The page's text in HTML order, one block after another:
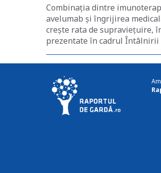
Combinația dintre
avelumab și îngrijirea
crește rata de supraviețuire,
prezentate în cadrul Întâlnirii